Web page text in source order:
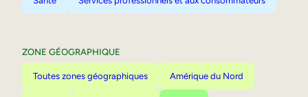
ZONE GÉOGRAPHIQUE
Toutes zones géographiques Amérique du Nord